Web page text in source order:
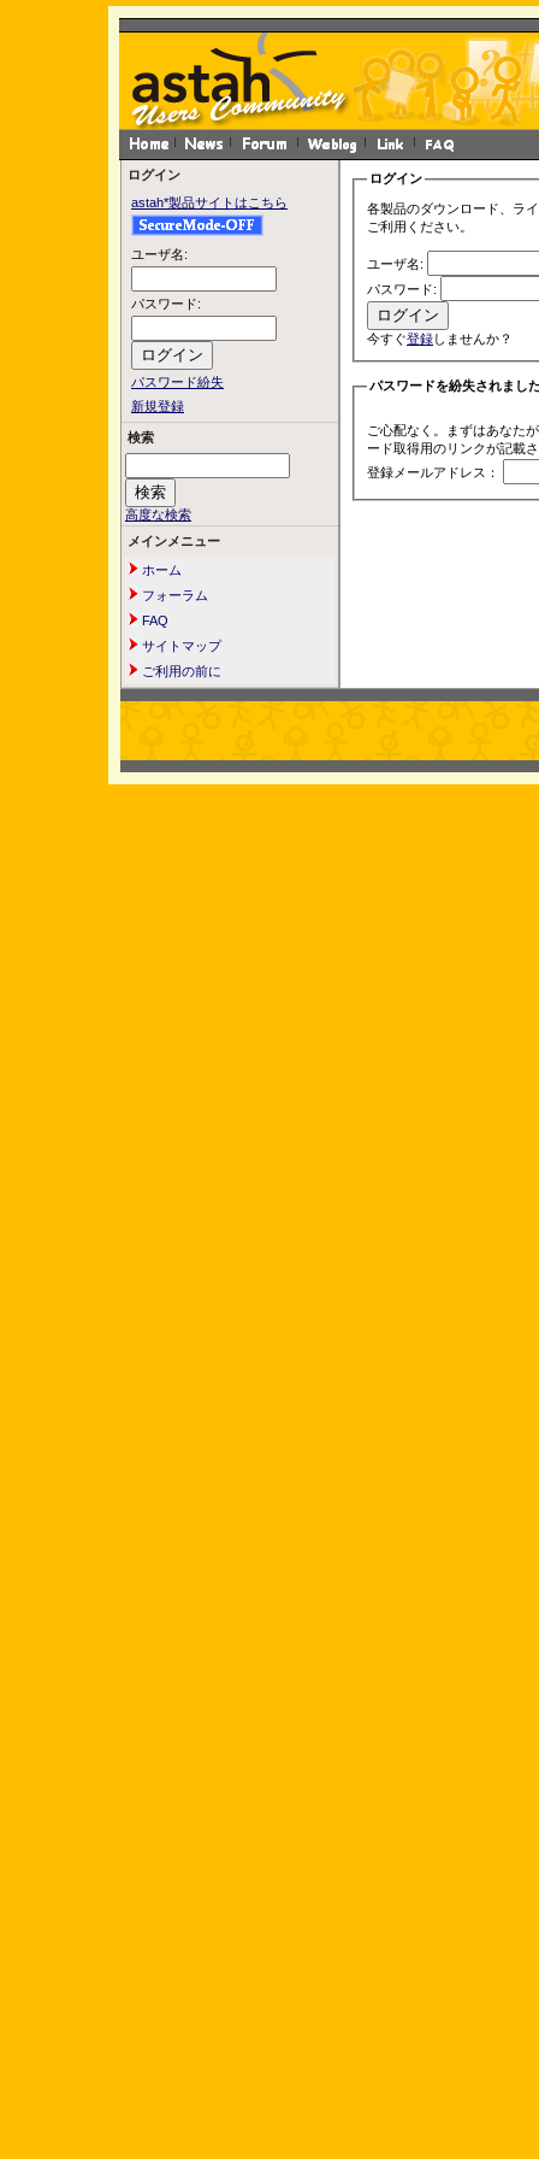
ログイン
astah*製品サイトはこちら
ユーザ名:
パスワード:
パスワード紛失
新規登録
検索
高度な検索
メインメニュー
ホーム
フォーラム
FAQ
サイトマップ
ご利用の前に
ログイン
各製品のダウンロード、ラ
ご利用ください。
ユーザ名:
パスワード:
今すぐ登録しませんか？
パスワードを紛失されまし
ご心配なく。まずはあなた
ード取得用のリンクが記載
登録メールアドレス：